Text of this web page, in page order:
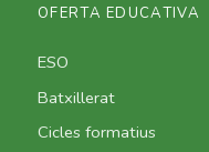
OFERTA EDUCATIVA
ESO
Batxillerat
Cicles formatius